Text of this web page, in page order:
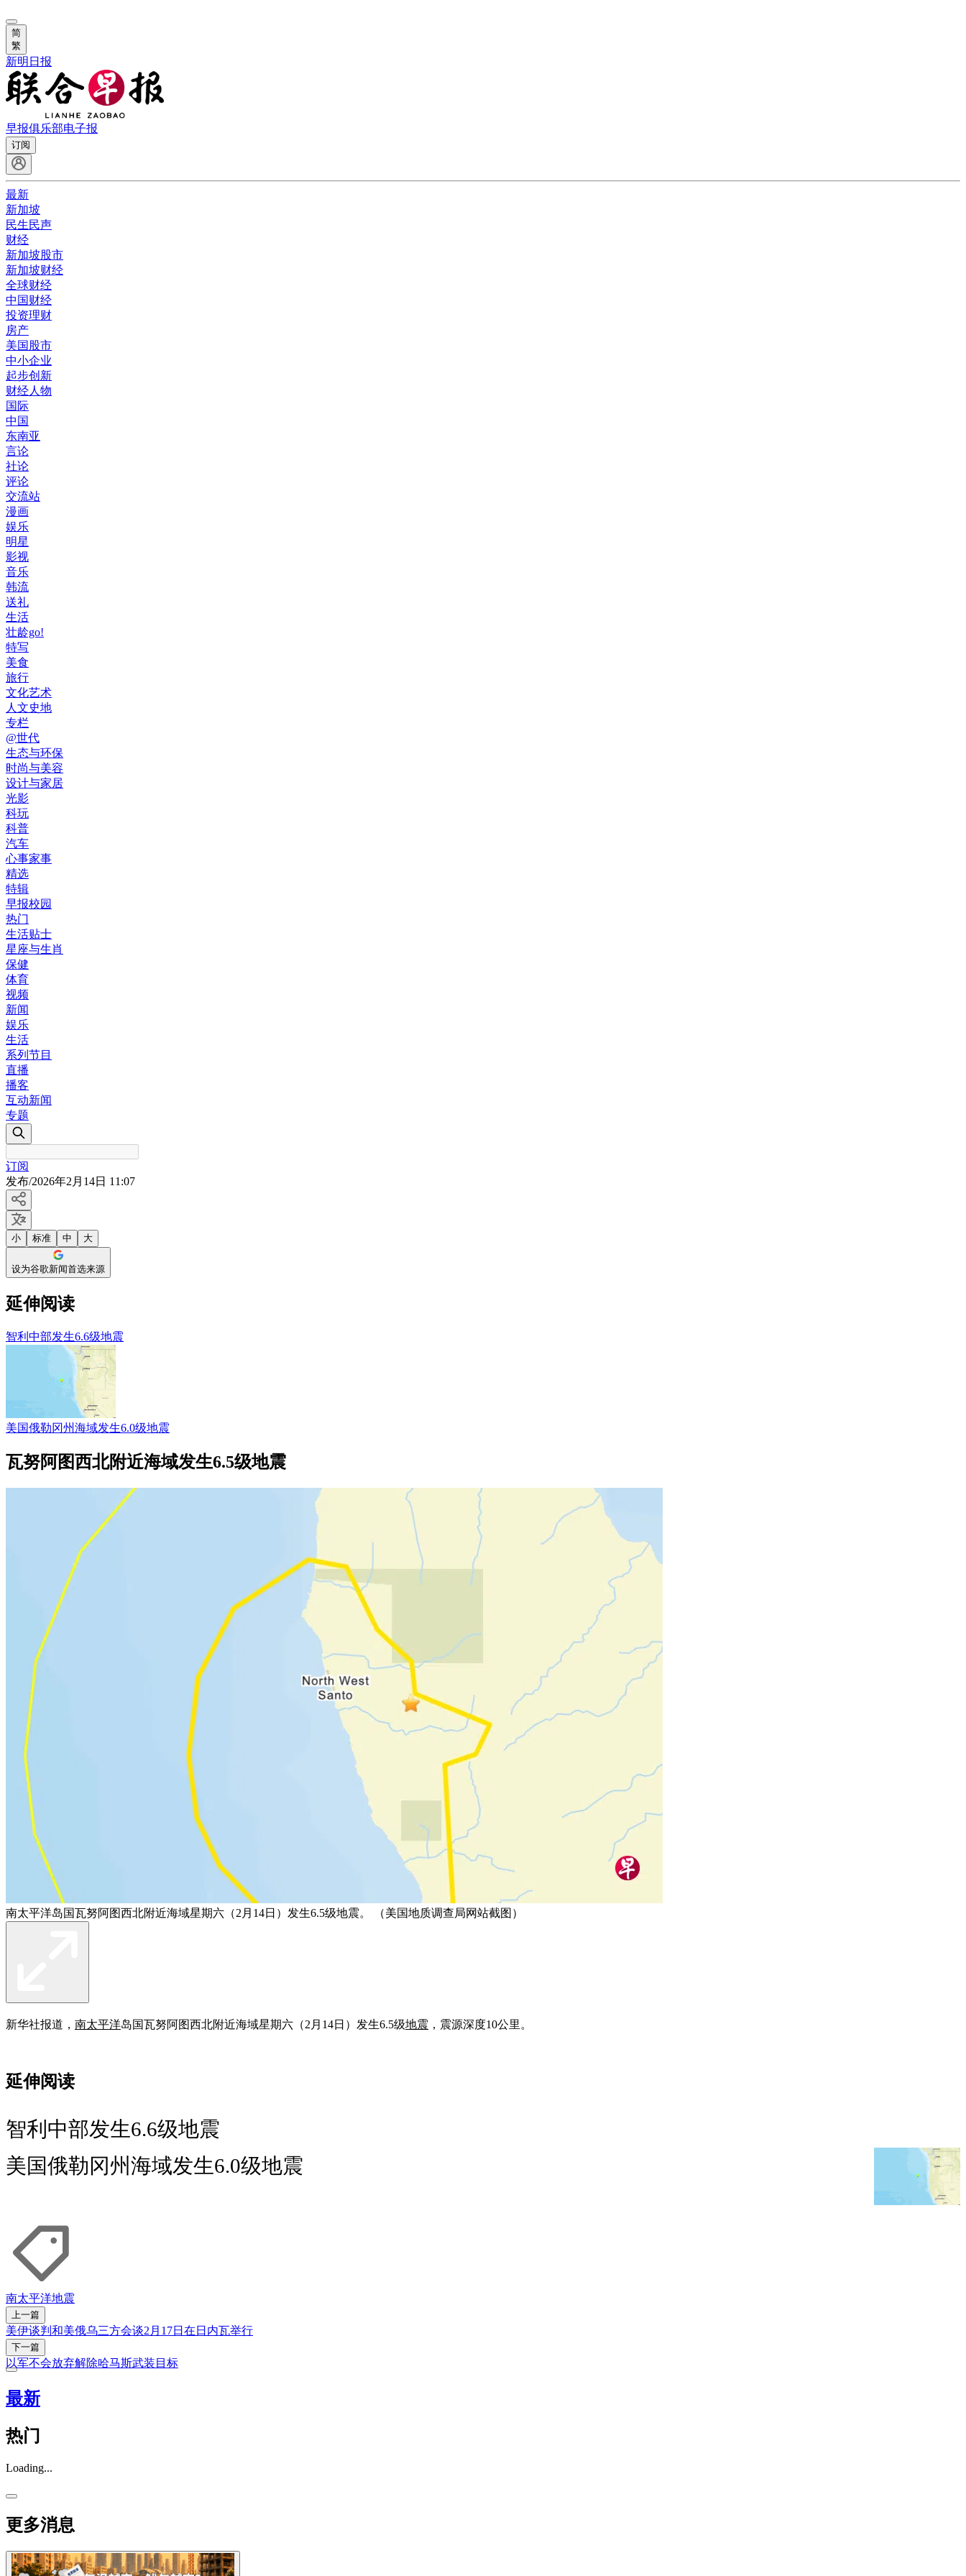
简
繁
新明日报
早报俱乐部电子报
订阅
最新
新加坡
民生民声
财经
新加坡股市
新加坡财经
全球财经
中国财经
投资理财
房产
美国股市
中小企业
起步创新
财经人物
国际
中国
东南亚
言论
社论
评论
交流站
漫画
娱乐
明星
影视
音乐
韩流
送礼
生活
壮龄go!
特写
美食
旅行
文化艺术
人文史地
专栏
@世代
生态与环保
时尚与美容
设计与家居
光影
科玩
科普
汽车
心事家事
精选
特辑
早报校园
热门
生活贴士
星座与生肖
保健
体育
视频
新闻
娱乐
生活
系列节目
直播
播客
互动新闻
专题
订阅
发布/2026年2月14日 11:07
小 标准 中 大
设为谷歌新闻首选来源
延伸阅读
智利中部发生6.6级地震
美国俄勒冈州海域发生6.0级地震
瓦努阿图西北附近海域发生6.5级地震
南太平洋岛国瓦努阿图西北附近海域星期六（2月14日）发生6.5级地震。 （美国地质调查局网站截图）
新华社报道， 南太平洋岛国瓦努阿图西北附近海域星期六（2月14日）发生6.5级地震 ，震源深度10公里。
延伸阅读
智利中部发生6.6级地震
美国俄勒冈州海域发生6.0级地震
南太平洋地震
上一篇
美伊谈判和美俄乌三方会谈2月17日在日内瓦举行
下一篇
以军不会放弃解除哈马斯武装目标
最新
热门
Loading...
更多消息